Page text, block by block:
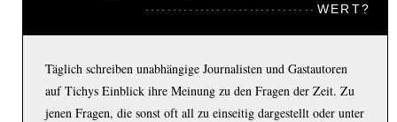
WERT?
Täglich schreiben unabhängige Journalisten und Gastautoren
auf Tichys Einblick ihre Meinung zu den Fragen der Zeit. Zu
jenen Fragen, die sonst oft all zu einseitig dargestellt oder unter